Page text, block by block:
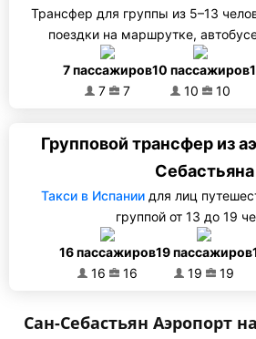
Трансфер для группы из 5–13
поездки на маршрутке,
7 пассажиров
7
7
10 пассажиров
10
10
Групповой трансфер из
Себастьяна
Такси в Испаниидля лиц
группой от 13 до 19
16 пассажиров
16
16
19 пассажиров
19
19
Сан-Себастьян Аэропорт